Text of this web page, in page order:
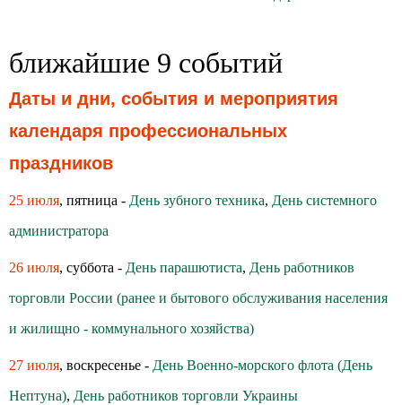
ближайшие 9 событий
Даты и дни, события и мероприятия
календаря профессиональных
праздников
25 июля, пятница - День зубного техника, День системного
администратора
26 июля, суббота - День парашютиста, День работников
торговли России (ранее и бытового обслуживания населения
и жилищно - коммунального хозяйства)
27 июля, воскресенье - День Военно-морского флота (День
Нептуна), День работников торговли Украины